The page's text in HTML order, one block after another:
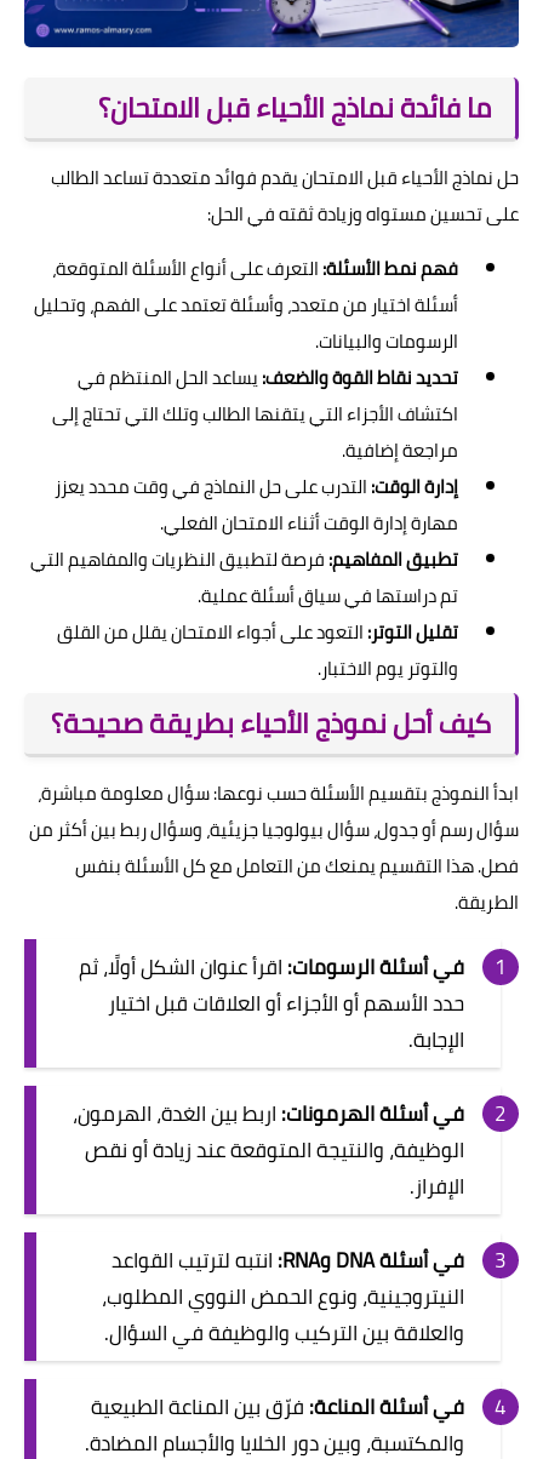
ما فائدة نماذج الأحياء قبل الامتحان؟
حل نماذج الأحياء قبل الامتحان يقدم فوائد متعددة تساعد الطالب
على تحسين مستواه وزيادة ثقته في الحل:
فهم نمط الأسئلة:التعرف على أنواع الأسئلة المتوقعة،
أسئلة اختيار من متعدد، وأسئلة تعتمد على الفهم، وتحليل
الرسومات والبيانات.
تحديد نقاط القوة والضعف:يساعد الحل المنتظم في
اكتشاف الأجزاء التي يتقنها الطالب وتلك التي تحتاج إلى
مراجعة إضافية.
إدارة الوقت:التدرب على حل النماذج في وقت محدد يعزز
مهارة إدارة الوقت أثناء الامتحان الفعلي.
تطبيق المفاهيم:فرصة لتطبيق النظريات والمفاهيم التي
تم دراستها في سياق أسئلة عملية.
تقليل التوتر:التعود على أجواء الامتحان يقلل من القلق
والتوتر يوم الاختبار.
كيف أحل نموذج الأحياء بطريقة صحيحة؟
ابدأ النموذج بتقسيم الأسئلة حسب نوعها: سؤال معلومة مباشرة،
سؤال رسم أو جدول، سؤال بيولوجيا جزيئية، وسؤال ربط بين أكثر من
فصل. هذا التقسيم يمنعك من التعامل مع كل الأسئلة بنفس
الطريقة.
في أسئلة الرسومات:اقرأ عنوان الشكل أولًا، ثم
حدد الأسهم أو الأجزاء أو العلاقات قبل اختيار
الإجابة.
في أسئلة الهرمونات:اربط بين الغدة، الهرمون،
الوظيفة، والنتيجة المتوقعة عند زيادة أو نقص
الإفراز.
في أسئلة DNA وRNA:
انتبه لترتيب القواعد
النيتروجينية، ونوع الحمض النووي المطلوب،
والعلاقة بين التركيب والوظيفة في السؤال.
في أسئلة المناعة:فرّق بين المناعة الطبيعية
والمكتسبة، وبين دور الخلايا والأجسام المضادة.